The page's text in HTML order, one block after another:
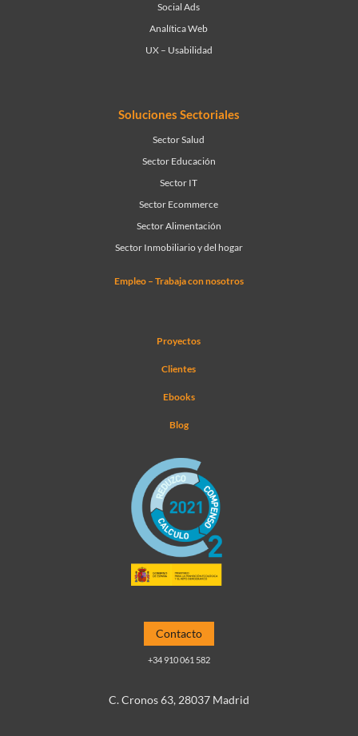
Social Ads
Analítica Web
UX – Usabilidad
Soluciones Sectoriales
Sector Salud
Sector Educación
Sector IT
Sector Ecommerce
Sector Alimentación
Sector Inmobiliario y del hogar
Empleo – Trabaja con nosotros
Proyectos
Clientes
Ebooks
Blog
Contacto
+34 910 061 582
C. Cronos 63, 28037 Madrid